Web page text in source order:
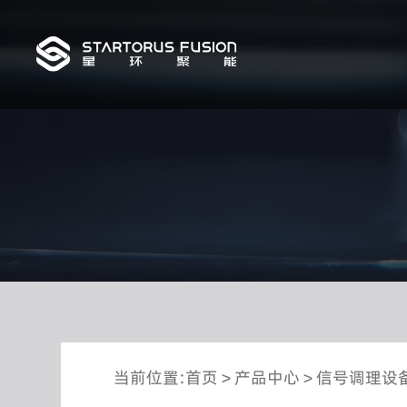
当前位置:首页 > 产品中心 >信号调理设